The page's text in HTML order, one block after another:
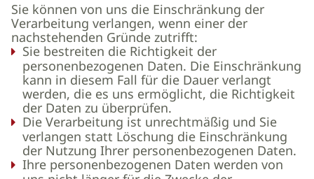
Sie können von uns die Einschränkung der
Verarbeitung verlangen, wenn einer der
nachstehenden Gründe zutrifft:
Sie bestreiten die Richtigkeit der
personenbezogenen Daten. Die Einschränkung
kann in diesem Fall für die Dauer verlangt
werden, die es uns ermöglicht, die Richtigkeit
der Daten zu überprüfen.
Die Verarbeitung ist unrechtmäßig und Sie
verlangen statt Löschung die Einschränkung
der Nutzung Ihrer personenbezogenen Daten.
Ihre personenbezogenen Daten werden von